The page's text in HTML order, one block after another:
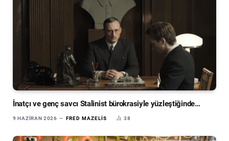
İnatçı ve genç savcı Stalinist bürokrasiyle yüzleştiğinde…
9 HAZIRAN 2026 FRED MAZELIS 38